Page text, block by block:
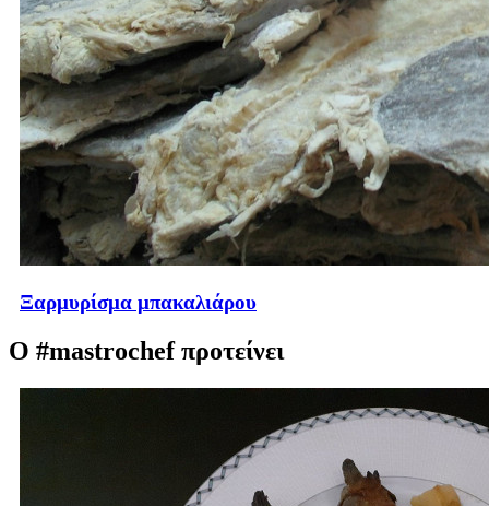
Ξαρμυρίσμα μπακαλιάρου
Ο #mastrochef προτείνει